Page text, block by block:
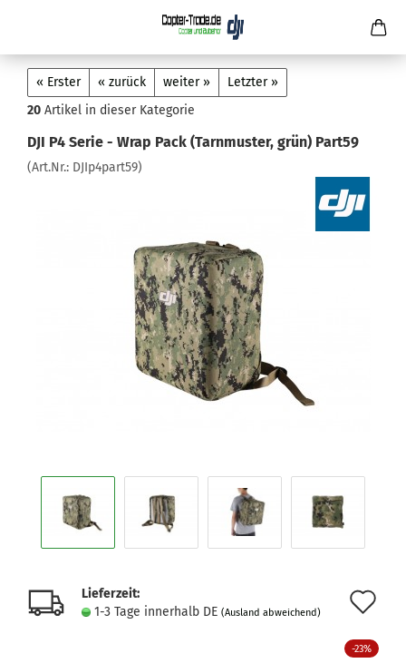
« Erster « zurück weiter »
Letzter »
20 Artikel in dieser Kategorie
DJI P4 Serie - Wrap Pack (Tarnmuster, grün) Part59
(Art.Nr.: DJIp4part59)
Lieferzeit:
1-3 Tage innerhalb DE (Ausland abweichend)
-23%